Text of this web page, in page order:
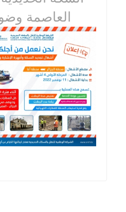
العاصمة